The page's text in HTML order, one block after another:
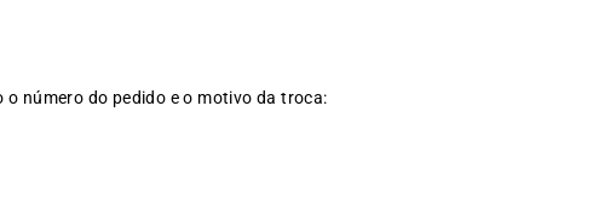
número do pedido e o motivo da troca: